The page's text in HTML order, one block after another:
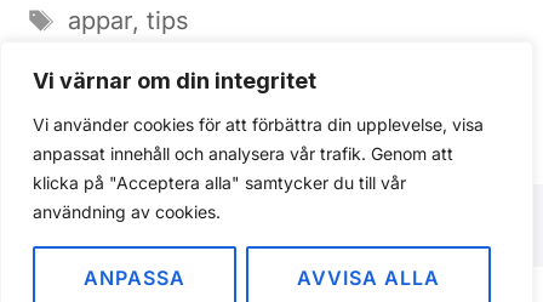
Vi värnar om din integritet
Vi använder cookies för att förbättra din upplevelse, visa
anpassat innehåll och analysera vår trafik. Genom att
klicka på "Acceptera alla" samtycker du till vår
användning av cookies.
ANPASSA AVVISA ALLA
Etiketter
appar, tips
1 kommentar
Sida
1 Sida
2 Nästa→